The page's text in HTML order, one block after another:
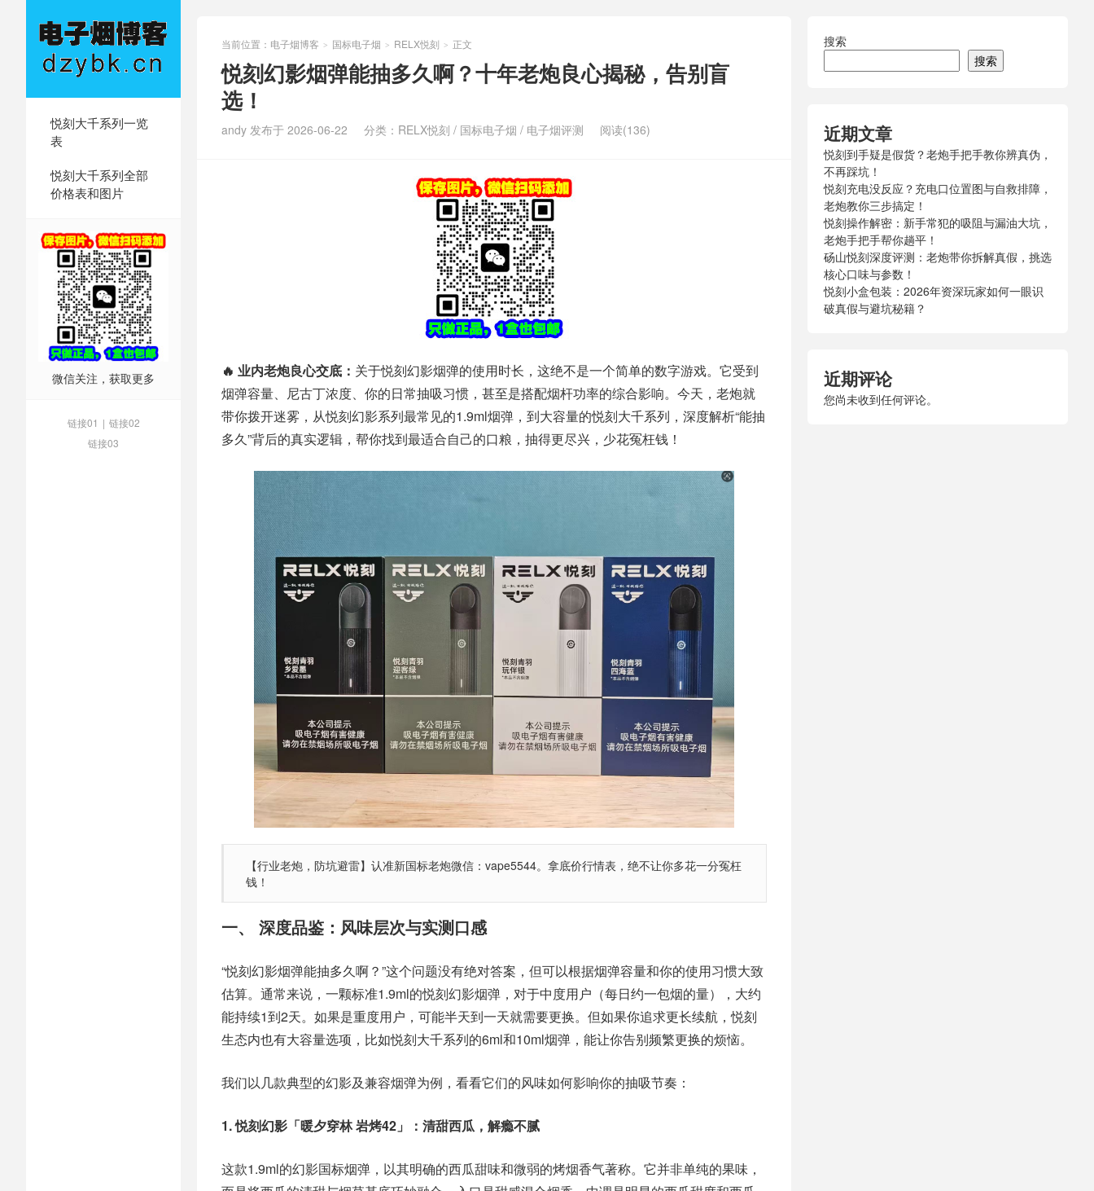
悦刻大千系列一览
表
悦刻大千系列全部
价格表和图片
微信关注，获取更多
链接01 | 链接02
链接03
当前位置： 电子烟博客 > 国标电子烟 > RELX悦刻 > 正文
悦刻幻影烟弹能抽多久啊？十年老炮良心揭秘，告别盲
选！
andy 发布于 2026-06-22 分类： RELX悦刻 / 国标电子烟 / 电子烟评测 阅读(136)
🔥 业内老炮良心交底： 关于悦刻幻影烟弹的使用时长，这绝不是一个简单的数字游戏。它受到
烟弹容量、尼古丁浓度、你的日常抽吸习惯，甚至是搭配烟杆功率的综合影响。今天，老炮就
带你拨开迷雾，从悦刻幻影系列最常见的1.9ml烟弹，到大容量的悦刻大千系列，深度解析“能抽
多久”背后的真实逻辑，帮你找到最适合自己的口粮，抽得更尽兴，少花冤枉钱！
【行业老炮，防坑避雷】认准新国标老炮微信：vape5544。拿底价行情表，绝不让你多花一分冤枉
钱！
一、 深度品鉴：风味层次与实测口感
“悦刻幻影烟弹能抽多久啊？”这个问题没有绝对答案，但可以根据烟弹容量和你的使用习惯大致
估算。通常来说，一颗标准1.9ml的悦刻幻影烟弹，对于中度用户（每日约一包烟的量），大约
能持续1到2天。如果是重度用户，可能半天到一天就需要更换。但如果你追求更长续航，悦刻
生态内也有大容量选项，比如悦刻大千系列的6ml和10ml烟弹，能让你告别频繁更换的烦恼。
我们以几款典型的幻影及兼容烟弹为例，看看它们的风味如何影响你的抽吸节奏：
1. 悦刻幻影「暖夕穿林 岩烤42」：清甜西瓜，解瘾不腻
这款1.9ml的幻影国标烟弹，以其明确的西瓜甜味和微弱的烤烟香气著称。它并非单纯的果味，
搜索
搜索
近期文章
悦刻到手疑是假货？老炮手把手教你辨真伪，
不再踩坑！
悦刻充电没反应？充电口位置图与自救排障，
老炮教你三步搞定！
悦刻操作解密：新手常犯的吸阻与漏油大坑，
老炮手把手帮你趟平！
砀山悦刻深度评测：老炮带你拆解真假，挑选
核心口味与参数！
悦刻小盒包装：2026年资深玩家如何一眼识
破真假与避坑秘籍？
近期评论
您尚未收到任何评论。